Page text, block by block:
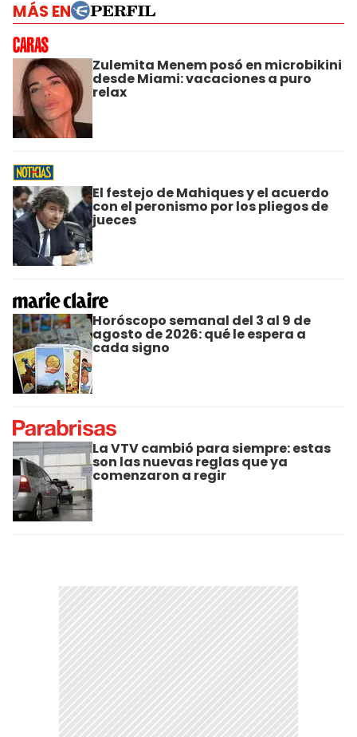
MÁS EN
Zulemita Menem posó en microbikini
desde Miami: vacaciones a puro
relax
El festejo de Mahiques y el acuerdo
con el peronismo por los pliegos de
jueces
Horóscopo semanal del 3 al 9 de
agosto de 2026: qué le espera a
cada signo
La VTV cambió para siempre: estas
son las nuevas reglas que ya
comenzaron a regir